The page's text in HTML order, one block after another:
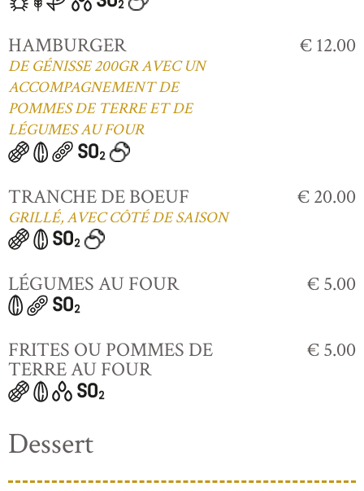
HAMBURGER
DE GÉNISSE 200GR AVEC UN
ACCOMPAGNEMENT DE
POMMES DE TERRE ET DE
LÉGUMES AU FOUR
€ 12.00
TRANCHE DE BOEUF
GRILLÉ, AVEC CÔTÉ DE SAISON
€ 20.00
LÉGUMES AU FOUR € 5.00
FRITES OU POMMES DE
TERRE AU FOUR
€ 5.00
Dessert